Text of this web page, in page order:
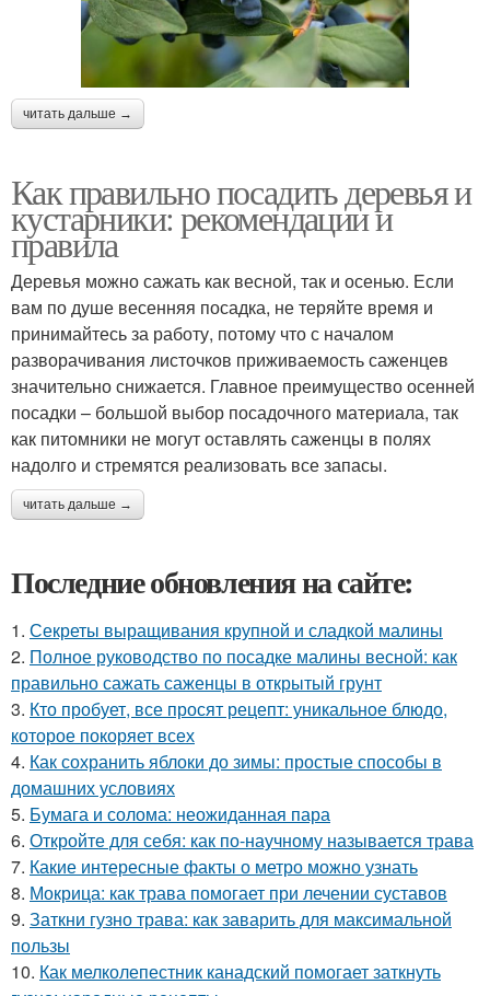
читать дальше →
Как правильно посадить деревья и
кустарники: рекомендации и
правила
Деревья можно сажать как весной, так и осенью. Если
вам по душе весенняя посадка, не теряйте время и
принимайтесь за работу, потому что с началом
разворачивания листочков приживаемость саженцев
значительно снижается. Главное преимущество осенней
посадки – большой выбор посадочного материала, так
как питомники не могут оставлять саженцы в полях
надолго и стремятся реализовать все запасы.
читать дальше →
Последние обновления на сайте:
1. Секреты выращивания крупной и сладкой малины
2. Полное руководство по посадке малины весной: как
правильно сажать саженцы в открытый грунт
3. Кто пробует, все просят рецепт: уникальное блюдо,
которое покоряет всех
4. Как сохранить яблоки до зимы: простые способы в
домашних условиях
5. Бумага и солома: неожиданная пара
6. Откройте для себя: как по-научному называется трава
7. Какие интересные факты о метро можно узнать
8. Мокрица: как трава помогает при лечении суставов
9. Заткни гузно трава: как заварить для максимальной
пользы
10. Как мелколепестник канадский помогает заткнуть